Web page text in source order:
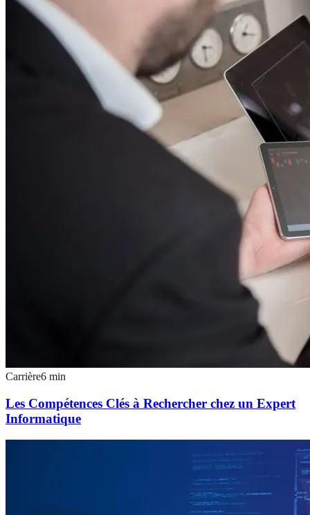
Carrière6 min
Les Compétences Clés à Rechercher chez un Expert
Informatique